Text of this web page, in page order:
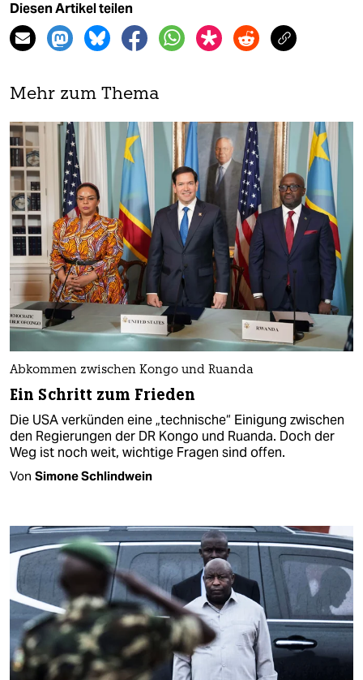
Diesen Artikel teilen
Mehr zum Thema
Abkommen zwischen Kongo und Ruanda
Ein Schritt zum Frieden
Die USA verkünden eine „technische“ Einigung zwischen
den Regierungen der DR Kongo und Ruanda. Doch der
Weg ist noch weit, wichtige Fragen sind offen.
Von Simone Schlindwein